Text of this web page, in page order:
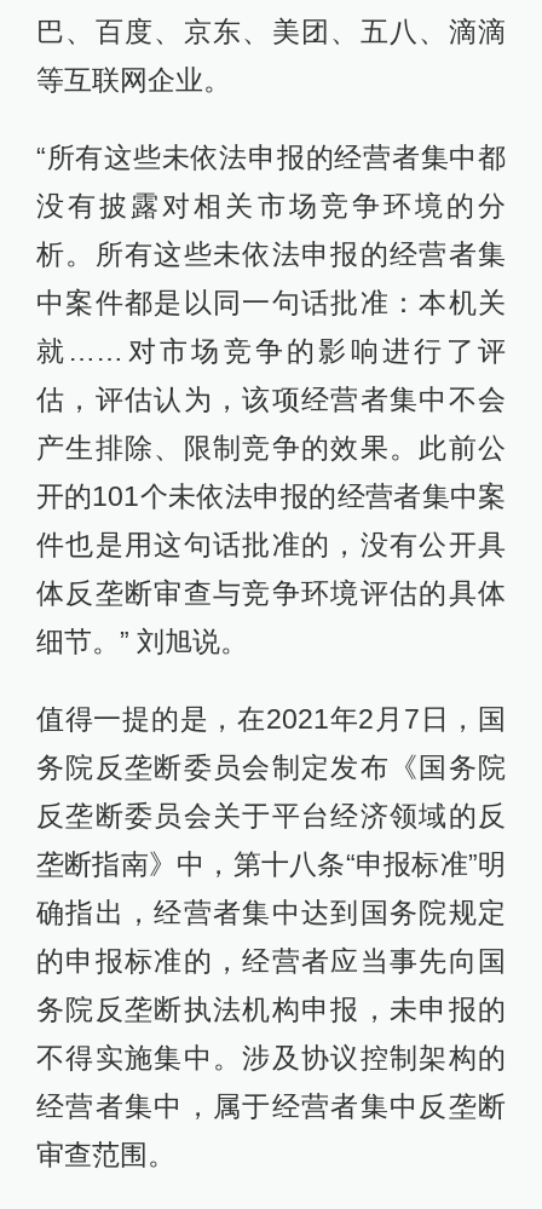
巴、百度、京东、美团、五八、滴滴
等互联网企业。
“所有这些未依法申报的经营者集中都
没有披露对相关市场竞争环境的分
析。所有这些未依法申报的经营者集
中案件都是以同一句话批准：本机关
就……对市场竞争的影响进行了评
估，评估认为，该项经营者集中不会
产生排除、限制竞争的效果。此前公
开的101个未依法申报的经营者集中案
件也是用这句话批准的，没有公开具
体反垄断审查与竞争环境评估的具体
细节。” 刘旭说。
值得一提的是，在2021年2月7日，国
务院反垄断委员会制定发布《国务院
反垄断委员会关于平台经济领域的反
垄断指南》中，第十八条“申报标准”明
确指出，经营者集中达到国务院规定
的申报标准的，经营者应当事先向国
务院反垄断执法机构申报，未申报的
不得实施集中。涉及协议控制架构的
经营者集中，属于经营者集中反垄断
审查范围。